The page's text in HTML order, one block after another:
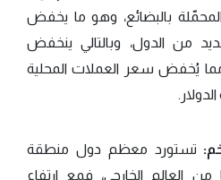
بالبضائع، وهو ما يخفض
من الدول، وبالتالي ينخفض
مما يُخفض سعر العملات المحلية
تستورد معظم دول منطقة
العالم الخارجي، فمع ارتفاع